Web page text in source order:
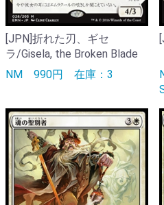
[JPN]折れた刃、ギセ
ラ/Gisela, the Broken Blade
NM 990円 在庫：3